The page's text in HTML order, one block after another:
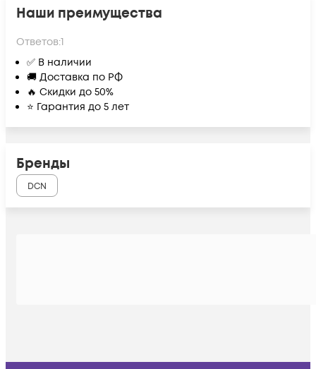
Наши преимущества
Ответов:1
✅ В наличии
🚚 Доставка по РФ
🔥 Скидки до 50%
⭐ Гарантия до 5 лет
Бренды
DCN